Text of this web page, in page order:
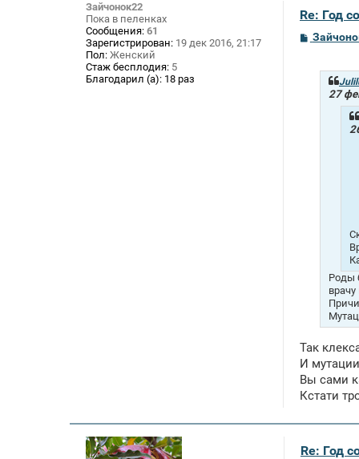
Зайчонок22
Пока в пеленках
Сообщения: 61
Зарегистрирован: 19 дек 2016, 21:17
Пол: Женский
Стаж бесплодия: 5
Благодарил (а): 18 раз
Re: Год
С
27
Роды
Так
И
Вы сами
Кстати
Re: Год